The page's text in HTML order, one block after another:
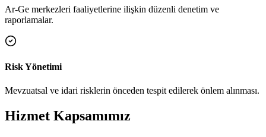
Ar-Ge merkezleri faaliyetlerine ilişkin düzenli denetim ve
raporlamalar.
Risk Yönetimi
Mevzuatsal ve idari risklerin önceden tespit edilerek önlem alınması.
Hizmet Kapsamımız